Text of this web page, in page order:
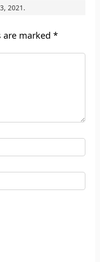
2021 .
are marked *